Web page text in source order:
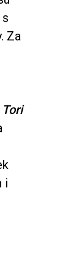
Za
Tori
i